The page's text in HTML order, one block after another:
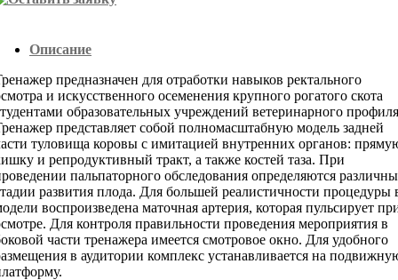
Описание
предназначен для отработки навыков ректального
и искусственного осеменения крупного рогатого скота
образовательных учреждений ветеринарного
представляет собой полномасштабную модель задней
туловища коровы с имитацией внутренних органов:
и репродуктивный тракт, а также костей таза. При
пальпаторного обследования определяются
развития плода. Для большей реалистичности процедуры
воспроизведена маточная артерия, которая пульсирует
Для контроля правильности проведения мероприятия в
части тренажера имеется смотровое окно. Для удобного
в аудитории комплекс устанавливается на